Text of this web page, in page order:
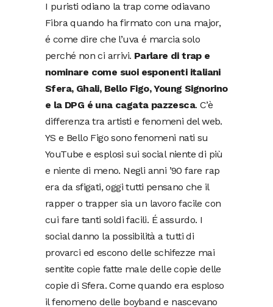
I puristi odiano la trap come odiavano
Fibra quando ha firmato con una major,
é come dire che l’uva é marcia solo
perché non ci arrivi. Parlare di trap e
nominare come suoi esponenti italiani
Sfera, Ghali, Bello Figo, Young Signorino
e la DPG é una cagata pazzesca. C’è
differenza tra artisti e fenomeni del web.
YS e Bello Figo sono fenomeni nati su
YouTube e esplosi sui social niente di più
e niente di meno. Negli anni ’90 fare rap
era da sfigati, oggi tutti pensano che il
rapper o trapper sia un lavoro facile con
cui fare tanti soldi facili. É assurdo. I
social danno la possibilità a tutti di
provarci ed escono delle schifezze mai
sentite copie fatte male delle copie delle
copie di Sfera. Come quando era esploso
il fenomeno delle boyband e nascevano